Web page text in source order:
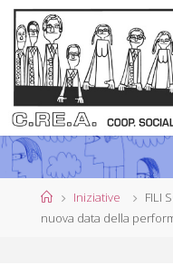
Salta
contenuto
HomeIniziative
FILI
nuova data della